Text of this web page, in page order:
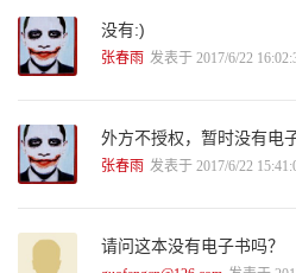
没有:)
张春雨 发表于 2017/6/22
外方不授权，暂时没有电
张春雨 发表于 2017/6/22
请问这本没有电子书吗？